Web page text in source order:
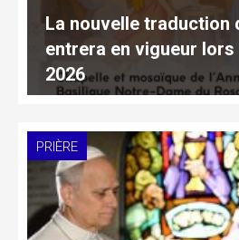
La nouvelle traduction
entrera en vigueur lors
2026
PRIÈRE